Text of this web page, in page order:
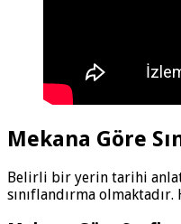
Mekana Göre
Belirli bir yerin tarihi
sınıflandırma